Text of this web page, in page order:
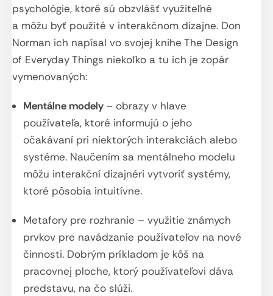
psychológie, ktoré sú obzvlášť využiteľné
a môžu byť použité v interakčnom dizajne. Don
Norman ich napísal vo svojej knihe The Design
of Everyday Things niekoľko a tu ich je zopár
vymenovaných:
Mentálne modely – obrazy v hlave
používateľa, ktoré informujú o jeho
očakávaní pri niektorých interakciách alebo
systéme. Naučením sa mentálneho modelu
môžu interakční dizajnéri vytvoriť systémy,
ktoré pôsobia intuitívne.
Metafory pre rozhranie – využitie známych
prvkov pre navádzanie používateľov na nové
činnosti. Dobrým príkladom je kôš na
pracovnej ploche, ktorý používateľovi dáva
predstavu, na čo slúži.